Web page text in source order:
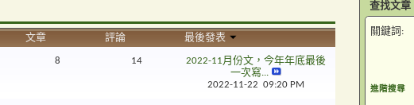
文章 評論 最後發表
8 14
2022-11月份文，今年年底最後
一次寫...
2022-11-22 09:20 PM
查找文章
關鍵詞:
進階搜尋